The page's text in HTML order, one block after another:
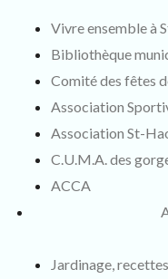
Vivre ensemble à
Bibliothèque
Comité des fêtes
Association
Association St-
C.U.M.A. des
ACCA
Jardinage,